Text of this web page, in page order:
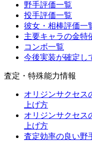
野手評価一覧
投手評価一覧
彼女・相棒評価一
主要キャラの金特
コンボ一覧
今後実装が確定し
査定・特殊能力情報
オリジンサクセス
上げ方
オリジンサクセス
上げ方
査定効率の良い野